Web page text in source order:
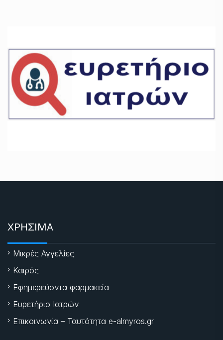
ΧΡΗΣΙΜΑ
Μικρές Αγγελίες
Καιρός
Εφημερεύοντα φαρμακεία
Ευρετήριο Ιατρών
Επικοινωνία – Ταυτότητα e-almyros.gr